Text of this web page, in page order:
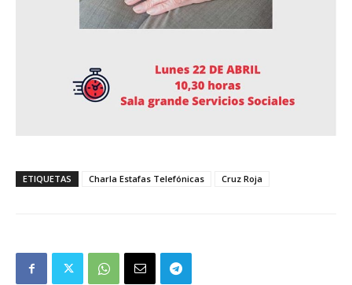
ETIQUETAS Charla Estafas Telefónicas Cruz Roja